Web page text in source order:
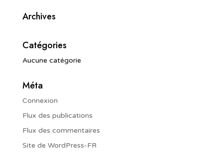
Archives
Catégories
Aucune catégorie
Méta
Connexion
Flux des publications
Flux des commentaires
Site de WordPress-FR